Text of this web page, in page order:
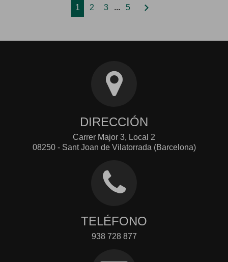
1 2 3 ... 5 chevron_right
DIRECCIÓN
Carrer Major 3, Local 2
08250 - Sant Joan de Vilatorrada (Barcelona)
TELÉFONO
938 728 877